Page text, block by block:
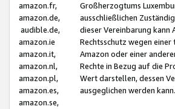
amazon.fr,
amazon.de,
audible.de,
amazon.ie
amazon.it,
amazon.nl,
amazon.pl,
amazon.es,
amazon.se,
Großherzogtums
ausschließlichen
dieser Vereinbarung
Rechtsschutz wegen
Amazon oder einer
Rechte in Bezug auf die
Wert darstellen, dessen
ausgeglichen werden kann.